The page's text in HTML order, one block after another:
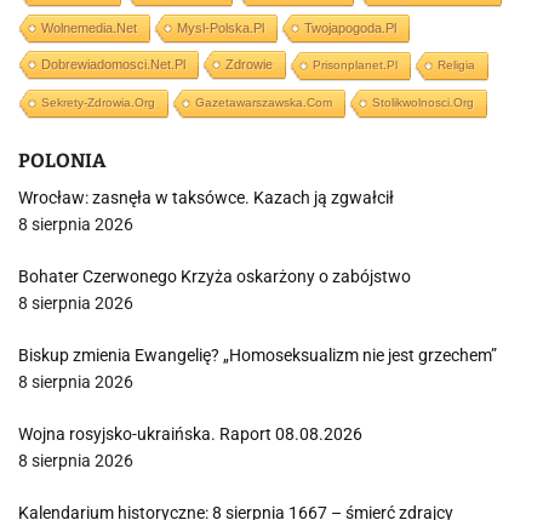
Wolnemedia.net Mysl-Polska.pl Twojapogoda.pl
Dobrewiadomosci.net.pl Zdrowie Prisonplanet.pl Religia
Sekrety-Zdrowia.org Gazetawarszawska.com Stolikwolnosci.org
POLONIA
Wrocław: zasnęła w taksówce. Kazach ją zgwałcił
8 sierpnia 2026
Bohater Czerwonego Krzyża oskarżony o zabójstwo
8 sierpnia 2026
Biskup zmienia Ewangelię? „Homoseksualizm nie jest grzechem”
8 sierpnia 2026
Wojna rosyjsko-ukraińska. Raport 08.08.2026
8 sierpnia 2026
Kalendarium historyczne: 8 sierpnia 1667 – śmierć zdrajcy